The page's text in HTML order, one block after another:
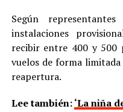
Según
instalaciones
recibir entre 400 y 500
vuelos de forma
reapertura.
Lee también:‘La niña